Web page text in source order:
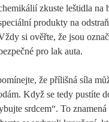
zkuste leštidla na
produkty na
si ověřte, že jsou
pro lak auta.
že přílišná síla
Když se tedy pustíte
srdcem“. To znamená